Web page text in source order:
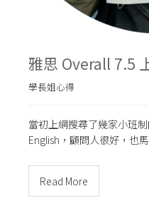
雅思 Overall 7.5
學長姐心得
當初上網搜尋了幾家小班
English，顧問人很好，也
Read More